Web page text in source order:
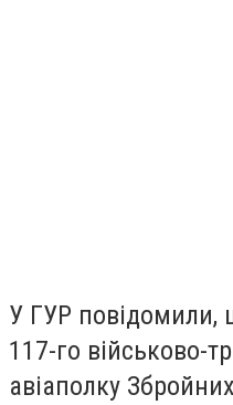
У ГУР повідомили,
117-го військово-
авіаполку